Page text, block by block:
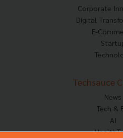
Corporate
Digital
E-
Techsauce
News
Tech &
AI